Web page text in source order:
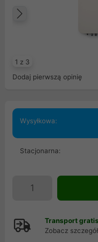
1 z 3
Dodaj pierwszą opinię
Wysyłkowa:
Stacjonarna:
Transport gratis
Zobacz